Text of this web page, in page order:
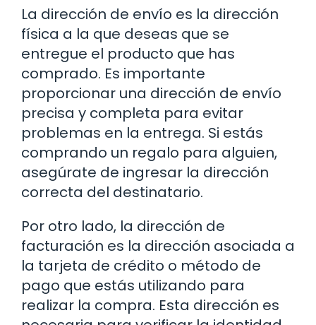
La dirección de envío es la dirección
física a la que deseas que se
entregue el producto que has
comprado. Es importante
proporcionar una dirección de envío
precisa y completa para evitar
problemas en la entrega. Si estás
comprando un regalo para alguien,
asegúrate de ingresar la dirección
correcta del destinatario.
Por otro lado, la dirección de
facturación es la dirección asociada a
la tarjeta de crédito o método de
pago que estás utilizando para
realizar la compra. Esta dirección es